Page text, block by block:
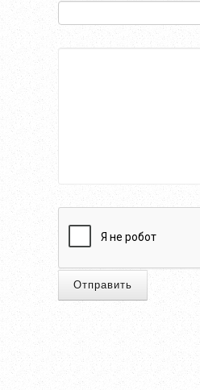
Отправить